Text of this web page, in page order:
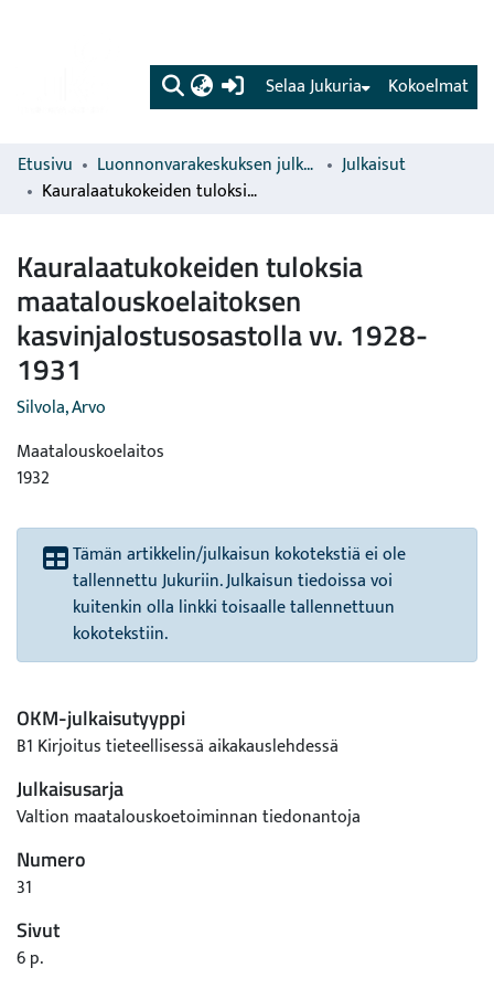
(current) Kokoelmat
Selaa Jukuria
Etusivu Luonnonvarakeskuksen julkaisut
Julkaisut
Kauralaatukokeiden tuloksia maatalouskoelaitoksen kasvinjalostusosastolla vv. 1928-1931
Kauralaatukokeiden tuloksia
maatalouskoelaitoksen
kasvinjalostusosastolla vv. 1928-
1931
Silvola, Arvo
Maatalouskoelaitos
1932
Tämän artikkelin/julkaisun kokotekstiä ei ole
tallennettu Jukuriin. Julkaisun tiedoissa voi
kuitenkin olla linkki toisaalle tallennettuun
kokotekstiin.
OKM-julkaisutyyppi
B1 Kirjoitus tieteellisessä aikakauslehdessä
Julkaisusarja
Valtion maatalouskoetoiminnan tiedonantoja
Numero
31
Sivut
6 p.